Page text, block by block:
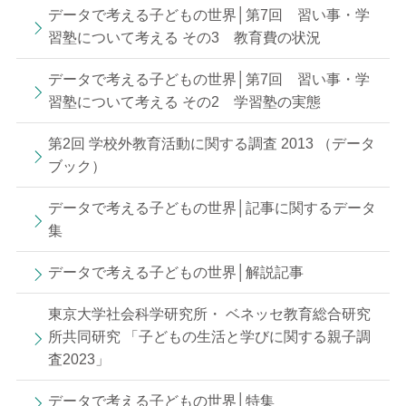
データで考える子どもの世界│第7回 習い事・学
習塾について考える その3 教育費の状況
データで考える子どもの世界│第7回 習い事・学
習塾について考える その2 学習塾の実態
第2回 学校外教育活動に関する調査 2013 （データ
ブック）
データで考える子どもの世界│記事に関するデータ
集
データで考える子どもの世界│解説記事
東京大学社会科学研究所・ ベネッセ教育総合研究
所共同研究 「子どもの生活と学びに関する親子調
査2023」
データで考える子どもの世界│特集